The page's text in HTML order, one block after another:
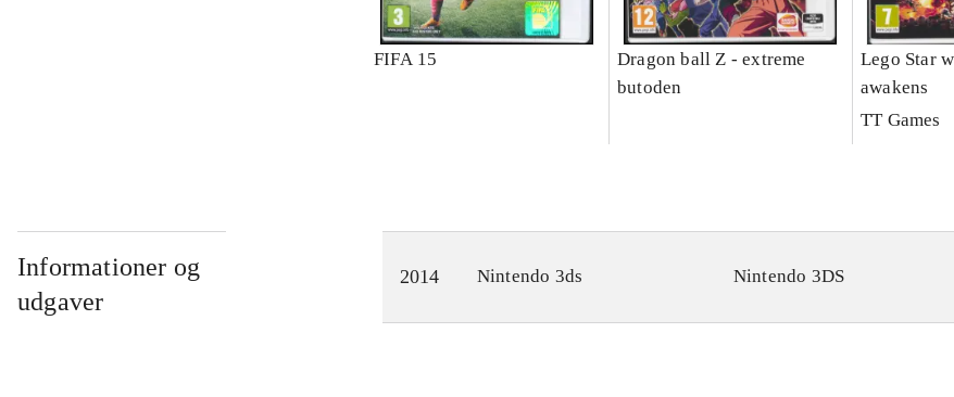
FIFA 15
Dragon ball Z - extreme
butoden
Lego Star
awakens
TT Games
Informationer og
udgaver
2014 Nintendo 3ds Nintendo 3DS